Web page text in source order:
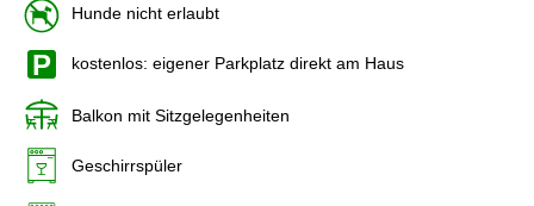
Hunde nicht erlaubt
kostenlos: eigener Parkplatz direkt am Haus
Balkon mit Sitzgelegenheiten
Geschirrspüler